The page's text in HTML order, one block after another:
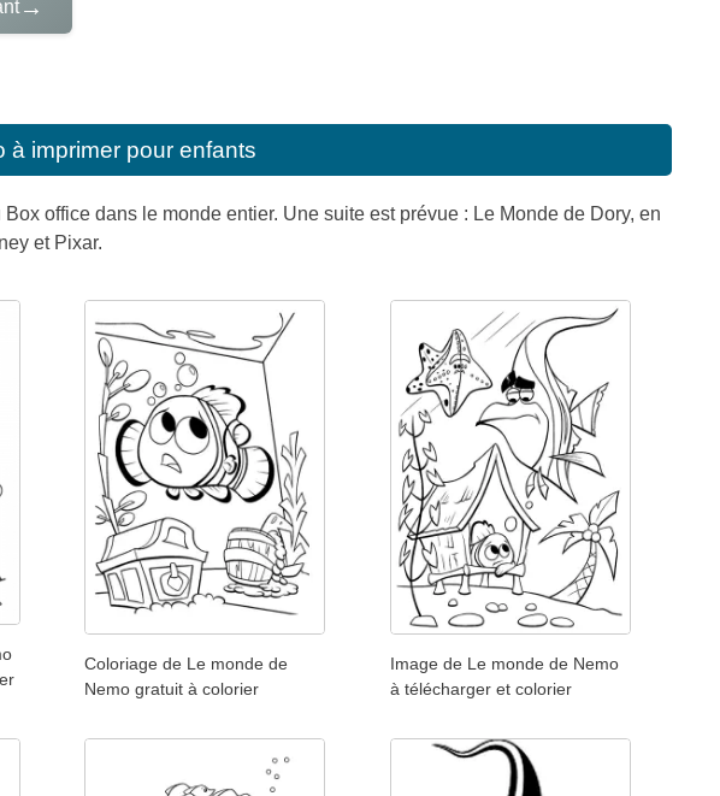
→
à imprimer pour enfants
office dans le monde entier. Une suite est prévue : Le Monde de Dory, en
et Pixar.
Coloriage de Le monde de
Nemo gratuit à colorier
Image de Le monde de Nemo
à télécharger et colorier